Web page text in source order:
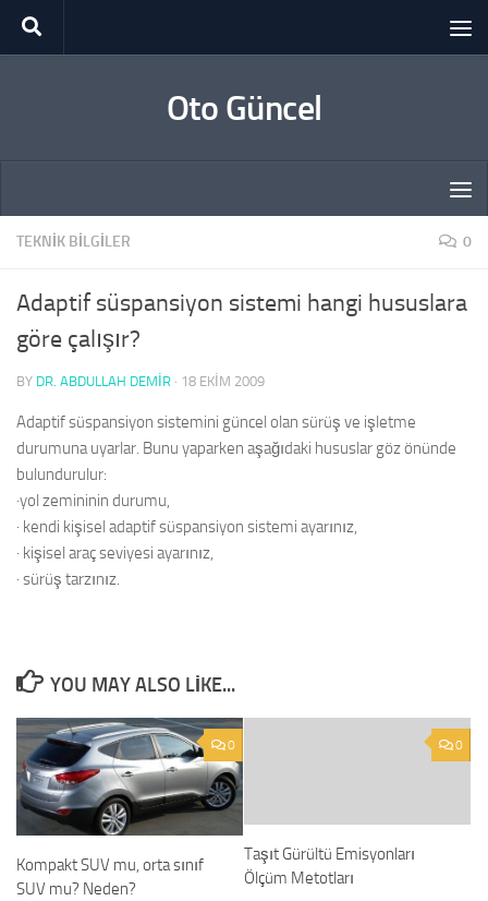
Skip to content
Oto Güncel
TEKNIK BILGILER 0
Adaptif süspansiyon sistemi hangi hususlara
göre çalışır?
BY DR. ABDULLAH DEMİR · 18 EKIM 2009
Adaptif süspansiyon sistemini güncel olan sürüş ve işletme
durumuna uyarlar. Bunu yaparken aşağıdaki hususlar göz önünde
bulundurulur:
·yol zemininin durumu,
· kendi kişisel adaptif süspansiyon sistemi ayarınız,
· kişisel araç seviyesi ayarınız,
· sürüş tarzınız.
YOU MAY ALSO LIKE...
0
Kompakt SUV mu, orta sınıf
SUV mu? Neden?
0
Taşıt Gürültü Emisyonları
Ölçüm Metotları